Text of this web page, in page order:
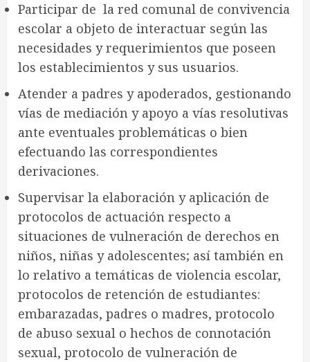
Participar de la red comunal de convivencia
escolar a objeto de interactuar según las
necesidades y requerimientos que poseen
los establecimientos y sus usuarios.
Atender a padres y apoderados, gestionando
vías de mediación y apoyo a vías resolutivas
ante eventuales problemáticas o bien
efectuando las correspondientes
derivaciones.
Supervisar la elaboración y aplicación de
protocolos de actuación respecto a
situaciones de vulneración de derechos en
niños, niñas y adolescentes; así también en
lo relativo a temáticas de violencia escolar,
protocolos de retención de estudiantes:
embarazadas, padres o madres, protocolo
de abuso sexual o hechos de connotación
sexual, protocolo de vulneración de